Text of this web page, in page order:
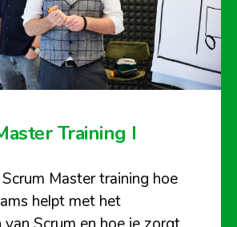
Training I
Master training hoe
helpt met het